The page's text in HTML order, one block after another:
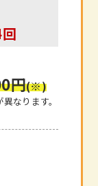
円(※)
なります。